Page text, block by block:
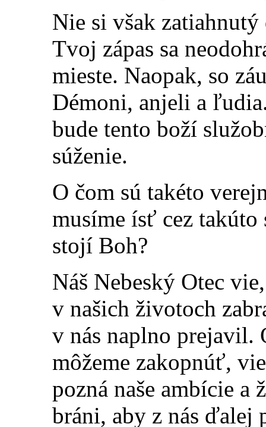
Nie si však
Tvoj zápas sa
mieste. Naopak, so
Démoni, anjeli a
bude tento boží
súženie.
O čom sú takéto
musíme ísť cez takúto
stojí Boh?
Náš Nebeský Otec
v našich životoch
v nás naplno prejavil.
môžeme zakopnúť,
pozná naše ambície a
bráni, aby z nás ďalej